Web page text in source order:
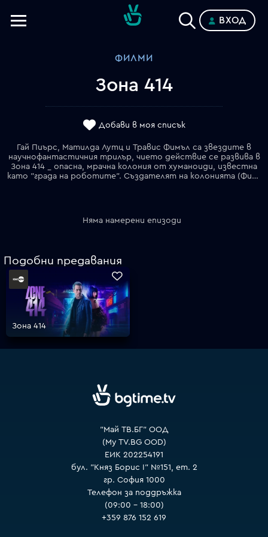
VOYO
ВХОД
ФИЛМИ
Зона 414
Добави в моя списък
Гай Пиърс, Матилда Лутц и Травис Фимъл са звездите в
научнофантастичния трилър, чието действие се развива в
Зона 414 _ опасна, мрачна колония от хуманоиди, известна
като "града на роботите". Създателят на колонията (Фимел) наема частния детектив Дейвид Кармайкъл (Пиърс), за да издири изчезналата му дъщеря. Дейвид се съюзява с Джейн (Лутц), високоразвит изкуствен интелект, оборудван със същата технология като нейните колеги хуманоиди, но с всички емоции, чувства и мечти на човешко същество. Двамата пътуват из града, разкривайки улики и престъпление, което поставя под въпрос произхода и истинската цел на града на изкуствените хора.
Няма намерени епизоди
Подобни предавания
Зона 414
"Май ТВ.БГ" ООД
(My TV.BG OOD)
ЕИК 202254191
бул. "Княз Борис I" №151, ет. 2
гр. София 1000
Телефон за поддръжка
(09:00 – 18:00)
+359 876 152 619